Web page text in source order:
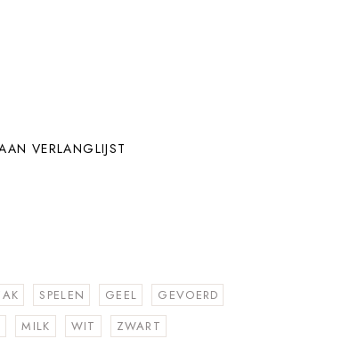
VERLANGLIJST
SPELEN GEEL
GEVOERD
MILK WIT ZWART